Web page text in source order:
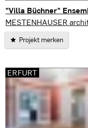
"Villa Büchner"
Erfurt
MESTENHAUSER
Projekt merken
ERFURT